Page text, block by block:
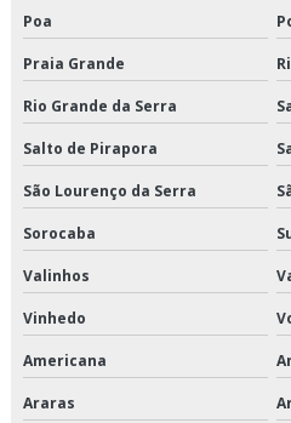
Serviço de logística para
Serviço de transporte de
Serviço de transporte de
Serviço de transporte de
Serviço de transporte dedicado
Serviço de transporte fracionado
Serviço de transporte produtos
Poa
Praia Grande
Rio Grande da Serra
Salto de Pirapora
São Lourenço da Serra
Sorocaba
Valinhos
Vinhedo
Americana
Araras